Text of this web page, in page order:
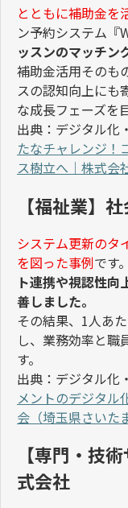
とともに補助金を
ン予約システム『
ッスンのマッチン
補助金活用そのも
スの認知向上にも
な成長フェーズを
出典：デジタル化・
たなチャレンジ！
ス樹立へ｜株式会
【福祉業】
システム更新のタ
を図った事例です。
ト連携や視認性向
善しました。
その結果、 1人あ
し、業務効率と職
す。
出典：デジタル化・
メントのデジタル
会（埼玉県さいた
【専門・技
式会社